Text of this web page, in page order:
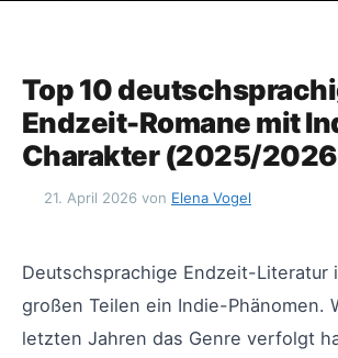
Top 10
Endzeit-Romane mit
Charakter (2025/
21. April 2026 von Elena Vogel
Deutschsprachige Endzeit-Literatur
großen Teilen ein Indie-Phänomen.
letzten Jahren das Genre verfolgt